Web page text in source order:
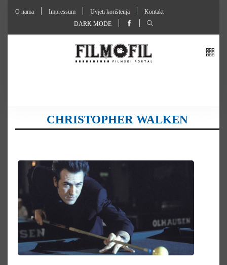
O nama Impressum Uvjeti korištenja
Kontakt
DARK MODE
CHRISTOPHER WALKEN